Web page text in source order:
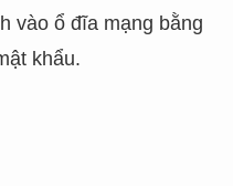
vào ổ đĩa mạng bằng
khẩu.